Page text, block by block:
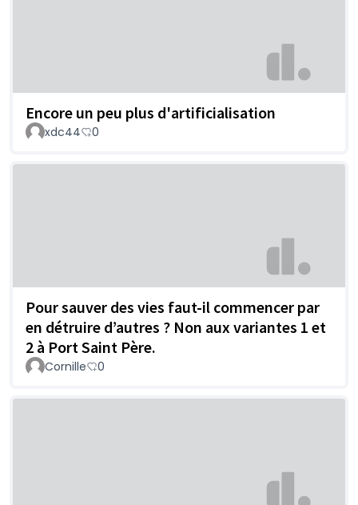
Encore un peu plus d'artificialisation
xdc44 0
Pour sauver des vies faut-il commencer par
en détruire d’autres ? Non aux variantes 1 et
2 à Port Saint Père.
Cornille 0